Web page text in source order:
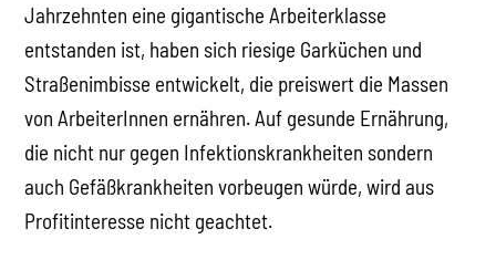
Jahrzehnten eine gigantische Arbeiterklasse
entstanden ist, haben sich riesige Garküchen und
Straßenimbisse entwickelt, die preiswert die Massen
von ArbeiterInnen ernähren. Auf gesunde Ernährung,
die nicht nur gegen Infektionskrankheiten sondern
auch Gefäßkrankheiten vorbeugen würde, wird aus
Profitinteresse nicht geachtet.